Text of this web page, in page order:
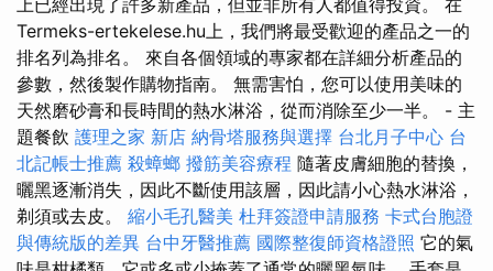
Termeks-ertekelese.hu上，我們將最受歡迎的產品之一的
排名列為排名。 來自各個領域的專家都在詳細分析產品的
參數，然後製作購物指南。 無需害怕，您可以使用美味的
天然磨砂膏和長時間的熱水淋浴，從而消除至少一半。 - 主
題餐飲 護理之家 新店 納骨塔服務與選擇 台北月子中心 台
北記帳士推薦 殺蟑螂 撥筋美容療程 隨著皮膚細胞的替換，
曬黑逐漸消失，因此不斷使用該層，因此請小心熱水淋浴，
剃須或去皮。 縮小毛孔醫美 杜拜簽證申請服務 卡式台胞證
與傳統版的差異 台中牙醫推薦 國際整復師資格證照 它的氣